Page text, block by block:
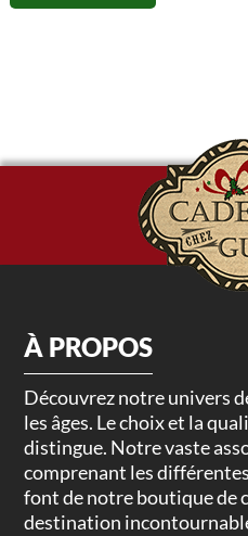
À PROPOS
Découvrez notre univers
les âges. Le choix et la
distingue. Notre vaste
comprenant les
font de notre boutique de
destination